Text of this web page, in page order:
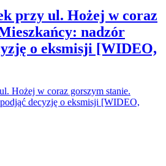
przy ul. Hożej w coraz
nadzór
o eksmisji [WIDEO,